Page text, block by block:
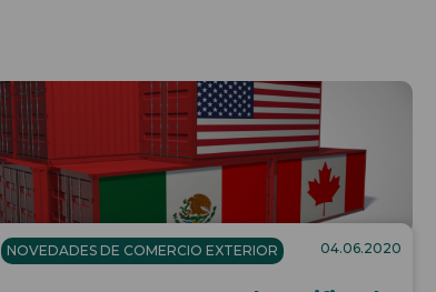
NOVEDADES DE COMERCIO EXTERIOR 04.06.2020